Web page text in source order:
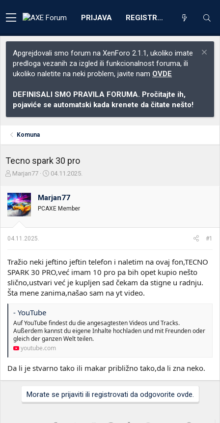
PRIJAVA REGISTRACIJA
Apgrejdovali smo forum na XenForo 2.1.1, ukoliko imate
predloga vezanih za izgled ili funkcionalnost foruma, ili
ukoliko naletite na neki problem, javite nam OVDE
DEFINISALI SMO PRAVILA FORUMA. Pročitajte ih,
pojaviće se automatski kada krenete da čitate nešto!
Komuna
Tecno spark 30 pro
Z
e
t
n
i
k
m
e
Marjan77
D
u
m
o
t
a
n
a
04.11.2025.
Marjan77
PCAXE Member
04.11.2025. #1
Tražio neki jeftino jeftin telefon i naletim na ovaj fon,TECNO
SPARK 30 PRO,već imam 10 pro pa bih opet kupio nešto
slično,ustvari već je kupljen sad čekam da stigne u radnju.
Šta mene zanima,našao sam na yt video.
- YouTube
Auf YouTube findest du die angesagtesten Videos und Tracks.
Außerdem kannst du eigene Inhalte hochladen und mit Freunden oder
gleich der ganzen Welt teilen.
youtube.com
Da li je stvarno tako ili makar približno tako,da li zna neko.
Morate se prijaviti ili registrovati da odgovorite ovde.